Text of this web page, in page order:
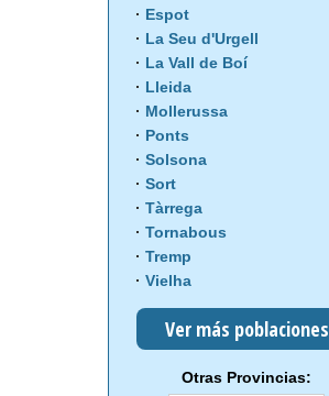
Espot
La Seu d'Urgell
La Vall de Boí
Lleida
Mollerussa
Ponts
Solsona
Sort
Tàrrega
Tornabous
Tremp
Vielha
Ver más poblaciones
Otras Provincias: